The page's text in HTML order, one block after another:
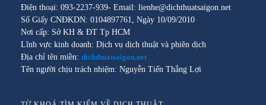
Điện thoại: 093-2237-939- Email: lienhe@dichthuatsaigon.net
Số Giấy CNĐKDN: 0104897761, Ngày 10/09/2010
Nơi cấp: Sở KH & ĐT Tp HCM
Lĩnh vực kinh doanh: Dịch vụ dịch thuật và phiên dịch
Địa chỉ tên miền: dichthuatsaigon.net
Tên người chịu trách nhiệm: Nguyễn Tiến Thắng Lợi